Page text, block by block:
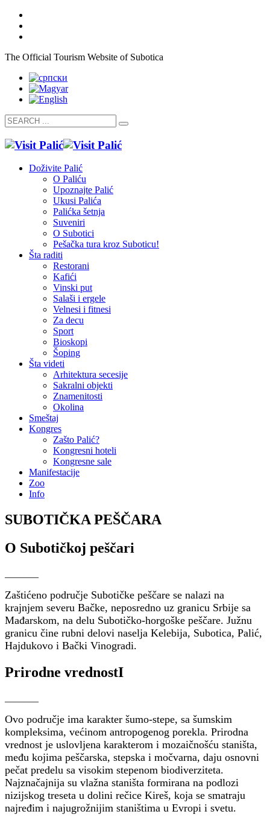
The Official Tourism Website of Subotica
Doživite Palić
O Paliću
Upoznajte Palić
Ukusi Palića
Palićka šetnja
Suveniri
O Subotici
Pešačka tura kroz Suboticu!
Šta raditi
Restorani
Kafići
Vinski put
Salaši i ergele
Velnesi i fitnesi
Za decu
Sport
Bioskopi
Šoping
Šta videti
Arhitektura secesije
Sakralni objekti
Znamenitosti
Okolina
Smeštaj
Kongres
Zašto Palić?
Kongresni hoteli
Kongresne sale
Manifestacije
Zoo
Info
SUBOTIČKA PEŠČARA
O Subotičkoj peščari
Zaštićeno područje Subotičke peščare se nalazi na
krajnjem severu Bačke, neposredno uz granicu Srbije sa
Mađarskom, na delu Subotičko-horgoške peščare. Južnu
granicu čine rubni delovi naselja Kelebija, Subotica, Palić,
Hajdukovo i Bački Vinogradi.
Prirodne vrednostI
Ovo područje ima karakter šumo-stepe, sa šumskim
kompleksima, većinom antropogenog porekla. Prirodna
vrednost je uslovljena karakterom i mozaičnošću staništa,
među kojima peščarska, stepska i močvarna, daju osnovni
pečat predelu sa visokim stepenom biodiverziteta.
Najznačajnija su vlažna staništa formirana na podlozi
nizijskog treseta u dolini rečice Kireš, koja se smatraju
najređim i najugrožnijim staništima u Evropi i svetu.